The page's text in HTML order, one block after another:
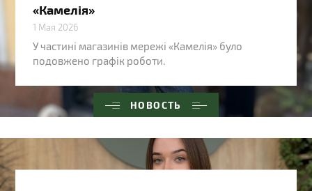
НОВОСТЬ
«Камелія»
1 Мая 2026
У частині магазинів мережі «Камелія» було
подовжено графік роботи.